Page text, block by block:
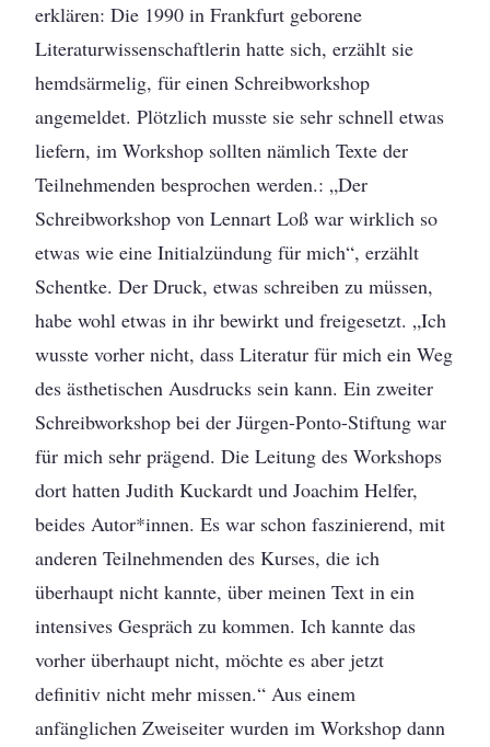
erklären: Die 1990 in Frankfurt geborene
Literaturwissenschaftlerin hatte sich, erzählt sie
hemdsärmelig, für einen Schreibworkshop
angemeldet. Plötzlich musste sie sehr schnell etwas
liefern, im Workshop sollten nämlich Texte der
Teilnehmenden besprochen werden.: „Der
Schreibworkshop von Lennart Loß war wirklich so
etwas wie eine Initialzündung für mich“, erzählt
Schentke. Der Druck, etwas schreiben zu müssen,
habe wohl etwas in ihr bewirkt und freigesetzt. „Ich
wusste vorher nicht, dass Literatur für mich ein Weg
des ästhetischen Ausdrucks sein kann. Ein zweiter
Schreibworkshop bei der Jürgen-Ponto-Stiftung war
für mich sehr prägend. Die Leitung des Workshops
dort hatten Judith Kuckardt und Joachim Helfer,
beides Autor*innen. Es war schon faszinierend, mit
anderen Teilnehmenden des Kurses, die ich
überhaupt nicht kannte, über meinen Text in ein
intensives Gespräch zu kommen. Ich kannte das
vorher überhaupt nicht, möchte es aber jetzt
definitiv nicht mehr missen.“ Aus einem
anfänglichen Zweiseiter wurden im Workshop dann